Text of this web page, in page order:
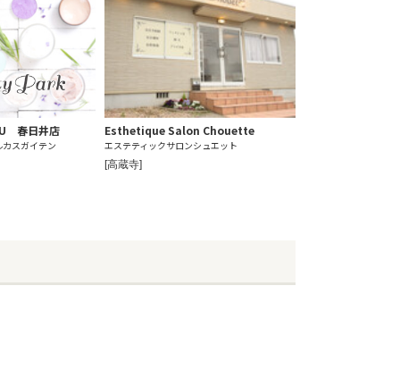
春日井店
スガイテン
Esthetique Salon Chouette
エステティックサロンシュエット
[高蔵寺]